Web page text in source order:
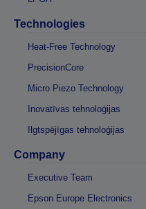
Technologies
Heat-Free Technology
PrecisionCore
Micro Piezo Technology
Inovatīvas tehnoloģijas
Ilgtspējīgas tehnoloģijas
Company
Executive Team
Epson Europe Electronics